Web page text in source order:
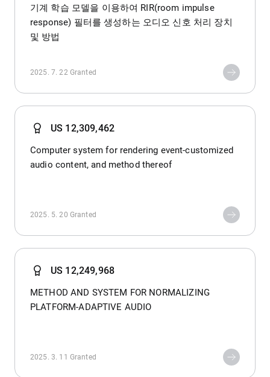
기계 학습 모델을 이용하여 RIR(room impulse
response) 필터를 생성하는 오디오 신호 처리 장치
및 방법
2025. 7. 22 Granted
US 12,309,462
Computer system for rendering event-customized
audio content, and method thereof
2025. 5. 20 Granted
US 12,249,968
METHOD AND SYSTEM FOR NORMALIZING
PLATFORM-ADAPTIVE AUDIO
2025. 3. 11 Granted